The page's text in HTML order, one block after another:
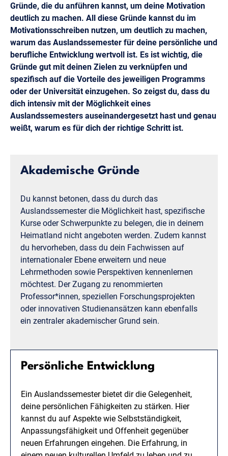
Gründe, die du anführen kannst, um deine Motivation
deutlich zu machen. All diese Gründe kannst du im
Motivationsschreiben nutzen, um deutlich zu machen,
warum das Auslandssemester für deine persönliche und
berufliche Entwicklung wertvoll ist. Es ist wichtig, die
Gründe gut mit deinen Zielen zu verknüpfen und
spezifisch auf die Vorteile des jeweiligen Programms
oder der Universität einzugehen. So zeigst du, dass du
dich intensiv mit der Möglichkeit eines
Auslandssemesters auseinandergesetzt hast und genau
weißt, warum es für dich der richtige Schritt ist.
Akademische Gründe
Du kannst betonen, dass du durch das
Auslandssemester die Möglichkeit hast, spezifische
Kurse oder Schwerpunkte zu belegen, die in deinem
Heimatland nicht angeboten werden. Zudem kannst
du hervorheben, dass du dein Fachwissen auf
internationaler Ebene erweitern und neue
Lehrmethoden sowie Perspektiven kennenlernen
möchtest. Der Zugang zu renommierten
Professor*innen, speziellen Forschungsprojekten
oder innovativen Studienansätzen kann ebenfalls
ein zentraler akademischer Grund sein.
Persönliche Entwicklung
Ein Auslandssemester bietet dir die Gelegenheit,
deine persönlichen Fähigkeiten zu stärken. Hier
kannst du auf Aspekte wie Selbstständigkeit,
Anpassungsfähigkeit und Offenheit gegenüber
neuen Erfahrungen eingehen. Die Erfahrung, in